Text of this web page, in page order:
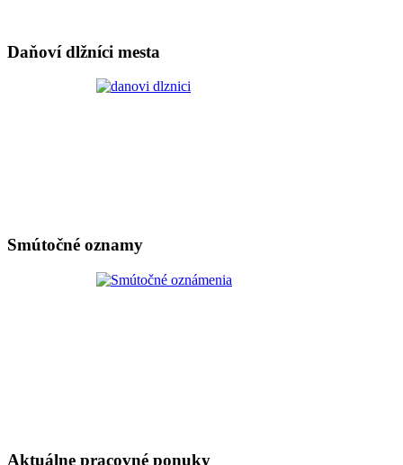
Daňoví dlžníci mesta
Smútočné oznamy
Aktuálne pracovné ponuky